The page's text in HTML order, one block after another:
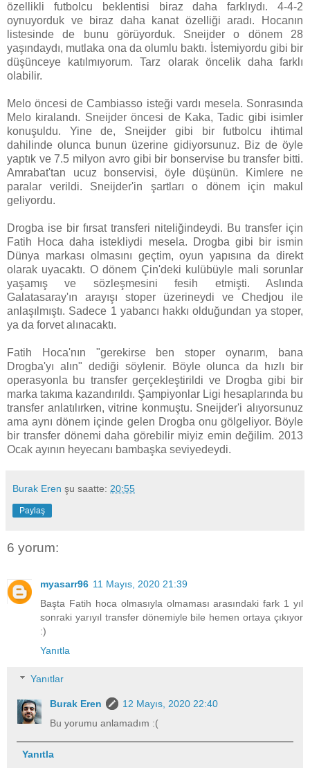
özellikli futbolcu beklentisi biraz daha farklıydı. 4-4-2
oynuyorduk ve biraz daha kanat özelliği aradı. Hocanın
listesinde de bunu görüyorduk. Sneijder o dönem 28
yaşındaydı, mutlaka ona da olumlu baktı. İstemiyordu gibi bir
düşünceye katılmıyorum. Tarz olarak öncelik daha farklı
olabilir.
Melo öncesi de Cambiasso isteği vardı mesela. Sonrasında
Melo kiralandı. Sneijder öncesi de Kaka, Tadic gibi isimler
konuşuldu. Yine de, Sneijder gibi bir futbolcu ihtimal
dahilinde olunca bunun üzerine gidiyorsunuz. Biz de öyle
yaptık ve 7.5 milyon avro gibi bir bonservise bu transfer bitti.
Amrabat'tan ucuz bonservisi, öyle düşünün. Kimlere ne
paralar verildi. Sneijder'in şartları o dönem için makul
geliyordu.
Drogba ise bir fırsat transferi niteliğindeydi. Bu transfer için
Fatih Hoca daha istekliydi mesela. Drogba gibi bir ismin
Dünya markası olmasını geçtim, oyun yapısına da direkt
olarak uyacaktı. O dönem Çin'deki kulübüyle mali sorunlar
yaşamış ve sözleşmesini fesih etmişti. Aslında
Galatasaray'ın arayışı stoper üzerineydi ve Chedjou ile
anlaşılmıştı. Sadece 1 yabancı hakkı olduğundan ya stoper,
ya da forvet alınacaktı.
Fatih Hoca'nın "gerekirse ben stoper oynarım, bana
Drogba'yı alın" dediği söylenir. Böyle olunca da hızlı bir
operasyonla bu transfer gerçekleştirildi ve Drogba gibi bir
marka takıma kazandırıldı. Şampiyonlar Ligi hesaplarında bu
transfer anlatılırken, vitrine konmuştu. Sneijder'i alıyorsunuz
ama aynı dönem içinde gelen Drogba onu gölgeliyor. Böyle
bir transfer dönemi daha görebilir miyiz emin değilim. 2013
Ocak ayının heyecanı bambaşka seviyedeydi.
Burak Eren şu saatte: 20:55
Paylaş
6 yorum:
myasarr96 11 Mayıs, 2020 21:39
Başta Fatih hoca olmasıyla olmaması arasındaki fark 1 yıl
sonraki yarıyıl transfer dönemiyle bile hemen ortaya çıkıyor
:)
Yanıtla
Yanıtlar
Burak Eren
12 Mayıs, 2020 22:40
Bu yorumu anlamadım :(
Yanıtla